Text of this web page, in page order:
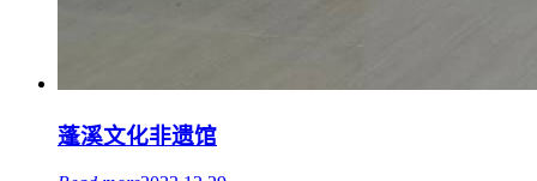
蓬溪文化非遗馆